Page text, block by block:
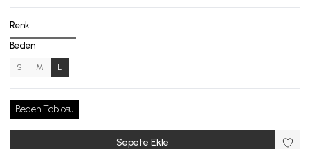
Renk
Beden
S M L
Beden Tablosu
Sepete Ekle